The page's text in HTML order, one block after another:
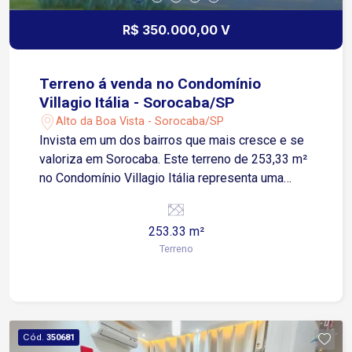
R$ 350.000,00 V
Terreno á venda no Condomínio
Villagio Itália - Sorocaba/SP
Alto da Boa Vista - Sorocaba/SP
Invista em um dos bairros que mais cresce e se
valoriza em Sorocaba. Este terreno de 253,33 m²
no Condomínio Villagio Itália representa uma
patrimônio. O Alto da Boa Vista consolidou-se
como um polo de alta valorização, impulsionado
pela infraestrutura em constante
plana, o lote facilita a execução imediata de
obras, otimizando custos de fundação e
253.33 m²
Terreno
Cód. 350681